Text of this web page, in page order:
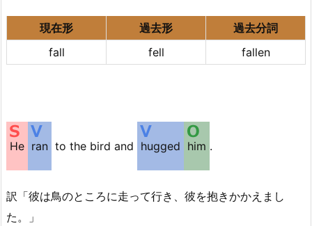
現在形 過去形
過去分詞
fall
fell fallen
He ran to the bird and hugged him .
訳「彼は鳥のところに走って行き、彼を抱きかかえまし
た。」